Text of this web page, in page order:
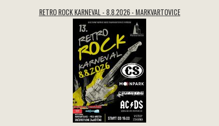
RETRO ROCK KARNEVAL - 8.8.2026 - MARKVARTOVICE